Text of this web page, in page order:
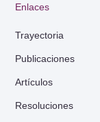
Enlaces
Trayectoria
Publicaciones
Artículos
Resoluciones